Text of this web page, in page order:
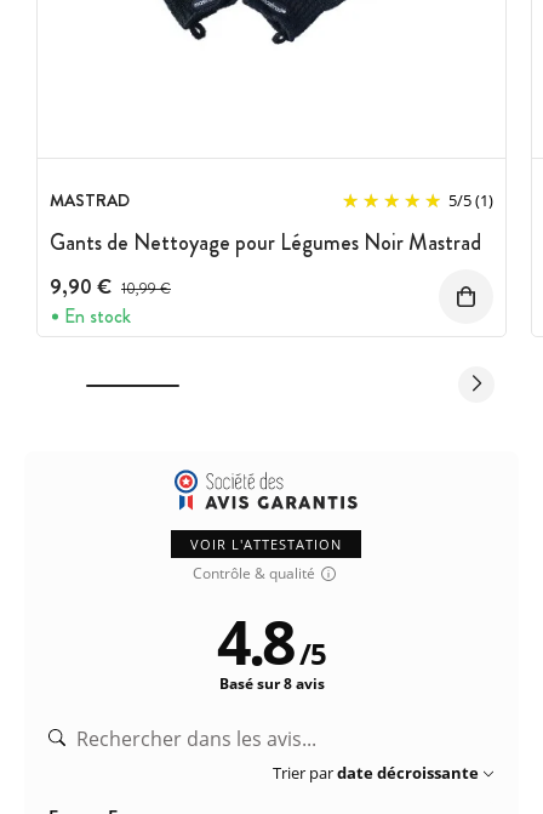
MASTRAD 5/5(1)
Gants de Nettoyage pour Légumes Noir Mastrad
9,90 € Prix avant réduction :
10,99 €
En stock
VOIR L'ATTESTATION
Contrôle & qualité
4.8/5
Basé sur 8 avis
Trier pardate décroissante